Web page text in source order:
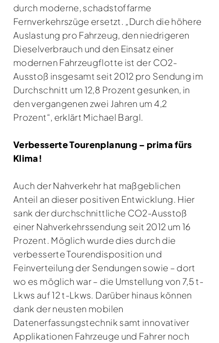
durch moderne, schadstoffarme
Fernverkehrszüge ersetzt. „Durch die höhere
Auslastung pro Fahrzeug, den niedrigeren
Dieselverbrauch und den Einsatz einer
modernen Fahrzeugflotte ist der CO2-
Ausstoß insgesamt seit 2012 pro Sendung im
Durchschnitt um 12,8 Prozent gesunken, in
den vergangenen zwei Jahren um 4,2
Prozent“, erklärt Michael Bargl.
Verbesserte Tourenplanung – prima fürs
Klima!
Auch der Nahverkehr hat maßgeblichen
Anteil an dieser positiven Entwicklung. Hier
sank der durchschnittliche CO2-Ausstoß
einer Nahverkehrssendung seit 2012 um 16
Prozent. Möglich wurde dies durch die
verbesserte Tourendisposition und
Feinverteilung der Sendungen sowie – dort
wo es möglich war – die Umstellung von 7,5 t-
Lkws auf 12 t-Lkws. Darüber hinaus können
dank der neusten mobilen
Datenerfassungstechnik samt innovativer
Applikationen Fahrzeuge und Fahrer noch